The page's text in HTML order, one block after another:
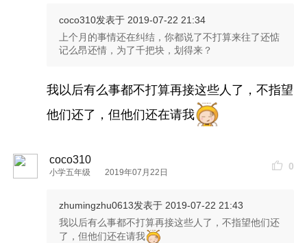
coco310发表于 2019-07-22 21:34
上个月的事情还在纠结，你都说了不打算来往了还惦
记么昂还情，为了千把块，划得来？
我以后有么事都不打算再接这些人了，不指望
他们还了，但他们还在请我
coco310
小学五年级 2019年07月22日
0
zhumingzhu0613发表于 2019-07-22 21:43
我以后有么事都不打算再接这些人了，不指望他们还
了，但他们还在请我